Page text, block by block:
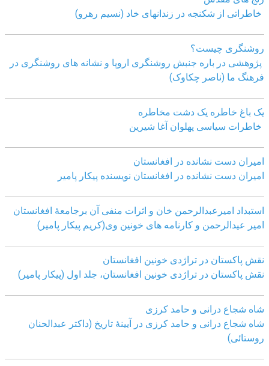
خاطراتی از شکنجه در زندانهای خاد (نسیم رهرو)
روشنگری چیست؟
پژوهشی در باره جنبش روشنگری اروپا و نشانه های روشنگری در
فرهنگ ما (ناصر چکاوک)
یک باغ خاطره یک دشت مخاطره
خاطرات سیاسی پهلوان آغا شیرین
امیران دست نشانده در افغانستان
امیران دست نشانده در افغانستان نویسنده پیکار پامیر
استبداد امیرعبدالرحمن خان و اثرات منفی آن برجامعۀ افغانستان
امیر عیدالرحمن و کارنامه های خونین وی(کریم پیکار پامیر)
نقش پاکستان در تراژدی خونین افغانستان
نقش پاکستان در تراژدی خونین افغانستان، جلد اول (پیکار پامیر)
شاه شجاع درانی و حامد کرزی
شاه شجاع درانی و حامد کرزی در آیینۀ تاریخ (داکتر عبدالحنان
روستائی)